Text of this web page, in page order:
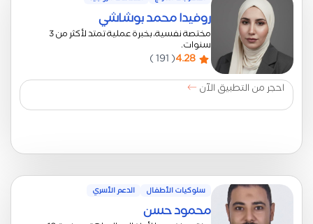
روفيدا محمد بوشاشي
مختصة نفسية، بخبرة عملية تمتد لأكثر من 3
سنوات.
4.28
( 191 )
احجر من التطبيق الآن
سلوكيات الأطفال الدعم الأسري
محمود حسن